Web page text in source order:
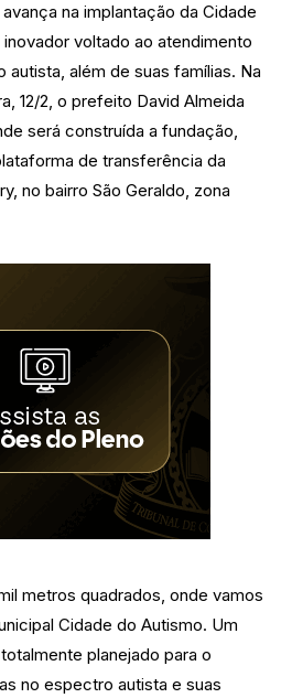
avança na implantação da Cidade
voltado ao atendimento
além de suas famílias. Na
12/2, o prefeito David Almeida
será construída a fundação,
de transferência da
no bairro São Geraldo, zona
metros quadrados, onde vamos
Cidade do Autismo. Um
planejado para o
no espectro autista e suas